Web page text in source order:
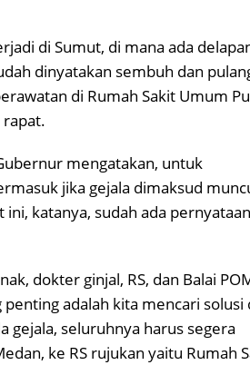
di Sumut, di mana ada
dinyatakan sembuh dan
di Rumah Sakit Umum
rapat.
mengatakan, untuk
jika gejala dimaksud
katanya, sudah ada pernyataan
dokter ginjal, RS, dan Balai
adalah kita mencari solusi
gejala, seluruhnya harus segera
ke RS rujukan yaitu Rumah